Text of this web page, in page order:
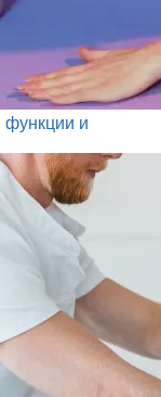
функции и